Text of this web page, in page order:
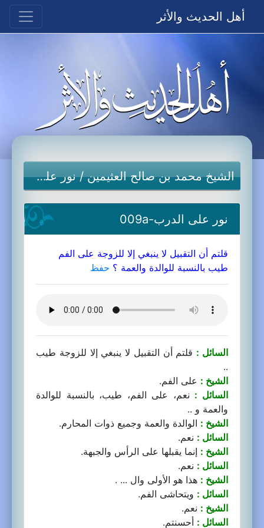
أهل الحديث والأثر
الشيخ محمد بن صالح العثيمين/نور على الدرب
نور على الدرب-009a
قلتم أن التقبيل لا ينبغي إلا للزوجة على الفم
طيب بالنسبة للوالدة والعمة ؟ حفظ
السائل : قلتم أن التقبيل لا ينبغي إلا للزوجة طيب
..
الشيخ : على الفم.
السائل : نعم، على الفم، طيب، بالنسبة للوالدة
والعمة و ..
الشيخ : الوالدة والعمة وجميع ذوات المحارم.
السائل : نعم.
الشيخ : إنما يقبلها على الرأس والجبهة.
السائل : نعم.
الشيخ : هذا هو الأولى وال ... .
السائل : ويتحاشى الفم.
الشيخ : نعم.
السائل : أحسنتم.